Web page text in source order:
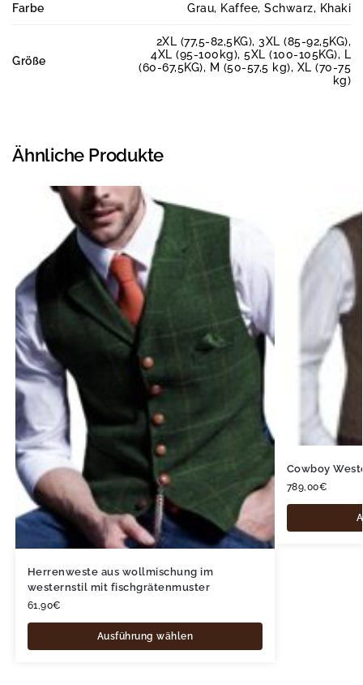
Farbe Grau, Kaffee, Schwarz, Khaki
Größe
2XL (77,5-82,5KG), 3XL (85-92,5KG),
4XL (95-100kg), 5XL (100-105KG), L
(60-67,5KG), M (50-57,5 kg), XL (70-75
kg)
Ähnliche Produkte
Herrenweste aus wollmischung im
westernstil mit fischgrätenmuster
61,90€
Ausführung wählen
Cowboy
789,00€